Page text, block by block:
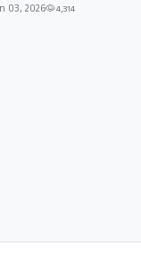
03, 2026 4,314